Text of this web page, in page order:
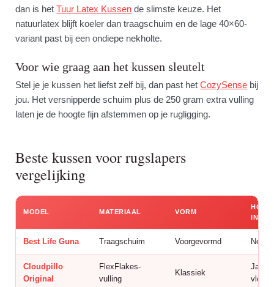
dan is hetTuur Latex Kussen de slimste keuze. Het
natuurlatex blijft koeler dan traagschuim en de lage 40×60-
variant past bij een ondiepe nekholte.
Voor wie graag aan het kussen sleutelt
Stel je je kussen het liefst zelf bij, dan past hetCozySense bij
jou. Het versnipperde schuim plus de 250 gram extra vulling
laten je de hoogte fijn afstemmen op je rugligging.
Beste kussen voor rugslapers
vergelijking
MODEL MATERIAAL VORM
Best Life Guna Traagschuim Voorgevormd Nee
Cloudpillo
Original
FlexFlakes-
vulling
Klassiek
Ja,